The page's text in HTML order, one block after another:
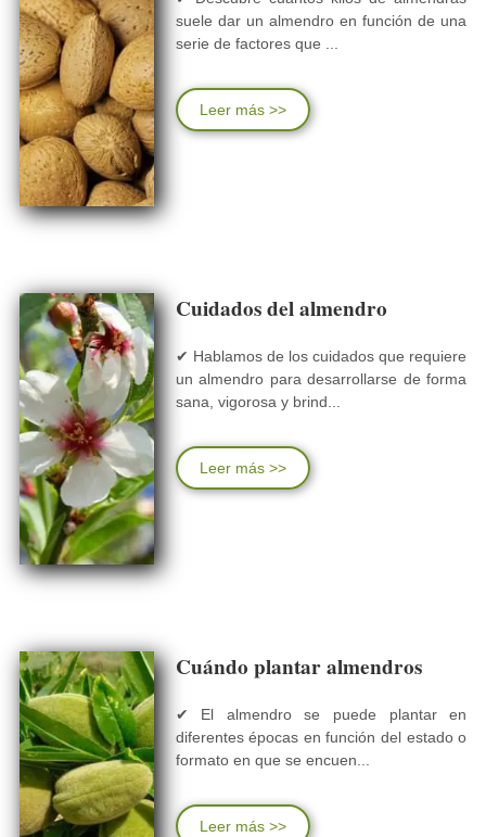
suele dar un almendro en función de una
serie de factores que ...
Leer más >>
Cuidados del almendro
✔ Hablamos de los cuidados que requiere
un almendro para desarrollarse de forma
sana, vigorosa y brind...
Leer más >>
Cuándo plantar almendros
✔ El almendro se puede plantar en
diferentes épocas en función del estado o
formato en que se encuen...
Leer más >>